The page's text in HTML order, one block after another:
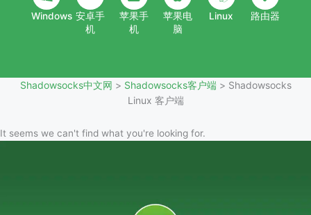
Windows 安卓手
机
苹果手
机
苹果电
脑
Linux 路由器
Shadowsocks中文网 > Shadowsocks客户端> Shadowsocks
Linux 客户端
It seems we can't find what you're looking for.